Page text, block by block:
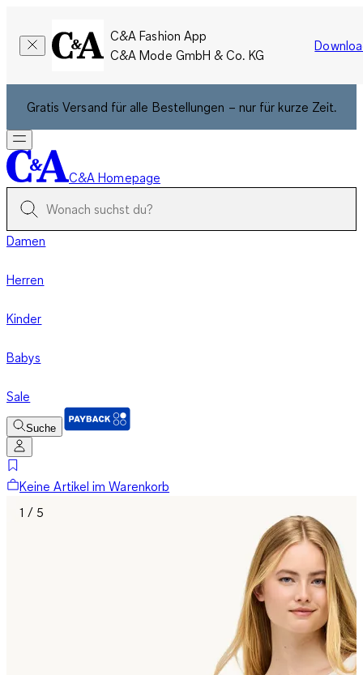
C&A Fashion App
C&A Mode GmbH & Co. KG
Gratis Versand für alle Bestellungen – nur für kurze Zeit.
C&A Homepage
Damen
Herren
Kinder
Babys
Sale
Suche
Keine Artikel im Warenkorb
1 / 5